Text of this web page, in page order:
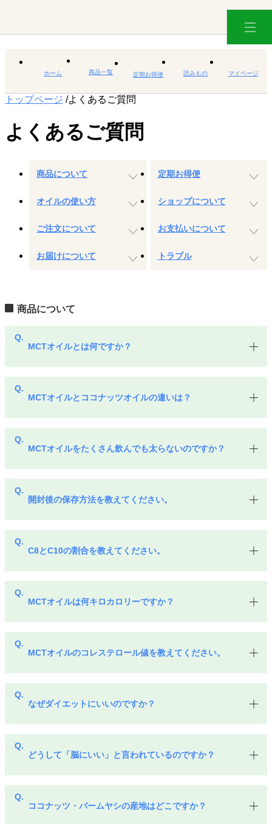
ホーム 商品一覧 定期お得便 読みもの マイページ
トップページ /よくあるご質問
よくあるご質問
商品について 定期お得便
オイルの使い方 ショップについて
ご注文について お支払いについて
お届けについて トラブル
商品について
MCTオイルとは何ですか？
MCTオイルとココナッツオイルの違いは？
MCTオイルをたくさん飲んでも太らないのですか？
開封後の保存方法を教えてください。
C8とC10の割合を教えてください。
MCTオイルは何キロカロリーですか？
MCTオイルのコレステロール値を教えてください。
なぜダイエットにいいのですか？
どうして「脳にいい」と言われているのですか？
ココナッツ・パームヤシの産地はどこですか？